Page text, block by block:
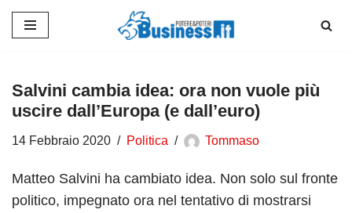
contenuto
Salvini cambia idea: ora non vuole più
uscire dall’Europa (e dall’euro)
14 Febbraio 2020 Politica Tommaso
Matteo Salvini ha cambiato idea. Non solo sul fronte
politico, impegnato ora nel tentativo di mostrarsi